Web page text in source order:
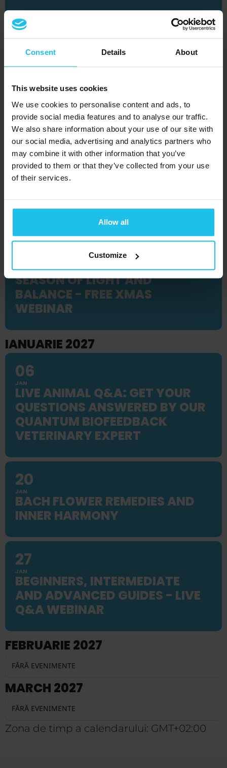
Consent Details About
This website uses cookies
We use cookies to personalise content and ads, to
provide social media features and to analyse our traffic.
We also share information about your use of our site with
our social media, advertising and analytics partners who
may combine it with other information that you’ve
provided to them or that they’ve collected from your use
of their services.
Allow all
Customize
25
NOV
URINARY TRACT DISORDERS IN
SUPPORT, AND BIOFEEDBACK
APPROACHES
DECEMBRIE 2026
09
DEC
THE IMPORTANCE OF BI FACE
ANALYSIS WITH THE QUEX ED/S
DEVICE
DEC
SEASON OF LIGHT AND
BALANCE - FREE XMAS
WEBINAR
IANUARIE 2027
06
JAN
LIVE ANIMAL Q&A: GET YOUR
QUESTIONS ANSWERED BY OUR
QUANTUM BIOFEEDBACK
VETERINARY EXPERT
20
JAN
BACH FLOWER REMEDIES AND
INNER HARMONY
27
JAN
BEGINNERS, INTERMEDIATE
AND ADVANCED GUIDES - LIVE
Q&A WEBINAR
FEBRUARIE 2027
FĂRĂ EVENIMENTE
MARCH 2027
FĂRĂ EVENIMENTE
Zona de timp a calendarului: GMT+02:00